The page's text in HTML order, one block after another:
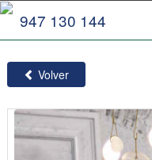
947 130 144
Volver